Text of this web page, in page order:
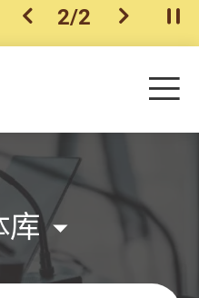
上一个
2/2 下一个开
目
库